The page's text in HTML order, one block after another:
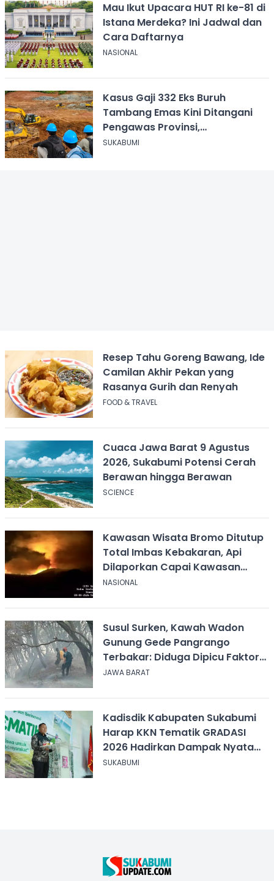
Mau Ikut Upacara HUT RI ke-81 di
Istana Merdeka? Ini Jadwal dan
Cara Daftarnya
NASIONAL
Kasus Gaji 332 Eks Buruh
Tambang Emas Kini Ditangani
Pengawas Provinsi,
Disnakertrans Sukabumi Terus
SUKABUMI
Resep Tahu Goreng Bawang, Ide
Camilan Akhir Pekan yang
Rasanya Gurih dan Renyah
FOOD & TRAVEL
Cuaca Jawa Barat 9 Agustus
2026, Sukabumi Potensi Cerah
Berawan hingga Berawan
SCIENCE
Kawasan Wisata Bromo Ditutup
Total Imbas Kebakaran, Api
Dilaporkan Capai Kawasan
Sabana
NASIONAL
Susul Surken, Kawah Wadon
Gunung Gede Pangrango
Terbakar: Diduga Dipicu Faktor
Alam
JAWA BARAT
Kadisdik Kabupaten Sukabumi
Harap KKN Tematik GRADASI
2026 Hadirkan Dampak Nyata
bagi Masyarakat
SUKABUMI